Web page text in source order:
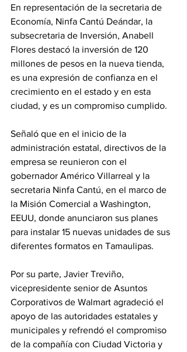
En representación de la secretaria de
Economía, Ninfa Cantú Deándar, la
subsecretaria de Inversión, Anabell
Flores destacó la inversión de 120
millones de pesos en la nueva tienda,
es una expresión de confianza en el
crecimiento en el estado y en esta
ciudad, y es un compromiso cumplido.
Señaló que en el inicio de la
administración estatal, directivos de la
empresa se reunieron con el
gobernador Américo Villarreal y la
secretaria Ninfa Cantú, en el marco de
la Misión Comercial a Washington,
EEUU, donde anunciaron sus planes
para instalar 15 nuevas unidades de sus
diferentes formatos en Tamaulipas.
Por su parte, Javier Treviño,
vicepresidente senior de Asuntos
Corporativos de Walmart agradeció el
apoyo de las autoridades estatales y
municipales y refrendó el compromiso
de la compañía con Ciudad Victoria y